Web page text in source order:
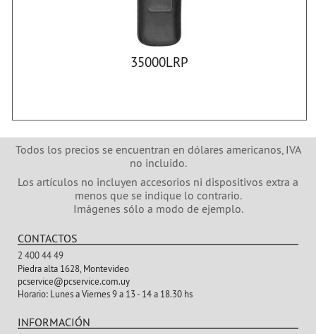
35000LRP
Todos los precios se encuentran en dólares americanos, IVA
no incluido.
Los artículos no incluyen accesorios ni dispositivos extra a
menos que se indique lo contrario.
Imágenes sólo a modo de ejemplo.
CONTACTOS
2 400 44 49
Piedra alta 1628, Montevideo
pcservice@pcservice.com.uy
Horario:Lunes a Viernes 9 a 13 - 14 a 18.30 hs
INFORMACIÓN